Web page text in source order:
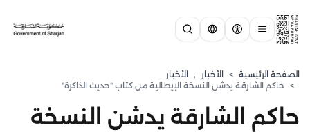
الصفحة الرئيسية > الأخبار , الأخبار
> حاكم الشارقة يدشن النسخة الإيطالية من كتاب "حديث الذاكرة"
حاكم الشارقة يدشن النسخة